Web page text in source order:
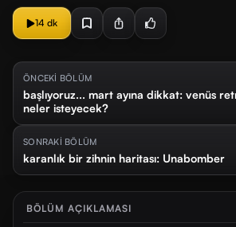
14 dk
ÖNCEKİ BÖLÜM
başlıyoruz... mart ayına dikkat: venüs
neler isteyecek?
SONRAKİ BÖLÜM
karanlık bir zihnin haritası: Unabomber
BÖLÜM AÇIKLAMASI